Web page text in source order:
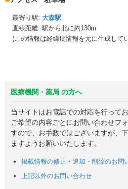
最寄り駅: 大森駅
直線距離: 駅から北に約130m
(この情報は経緯度情報を元に生成して
医療機関・薬局 の方へ
当サイトはお電話での対応を行ってお
ご希望の内容ごとにお問い合わせフ
すので、お手数ではございますが、
ますようお願いいたします。
掲載情報の修正・追加・削除のお問
上記以外のお問い合わせ